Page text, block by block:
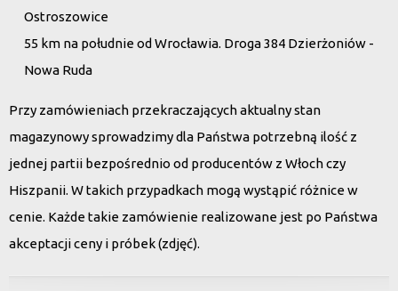
Ostroszowice
55 km na południe od Wrocławia. Droga 384 Dzierżoniów -
Nowa Ruda
Przy zamówieniach przekraczających aktualny stan
magazynowy sprowadzimy dla Państwa potrzebną ilość z
jednej partii bezpośrednio od producentów z Włoch czy
Hiszpanii. W takich przypadkach mogą wystąpić różnice w
cenie. Każde takie zamówienie realizowane jest po Państwa
akceptacji ceny i próbek (zdjęć).